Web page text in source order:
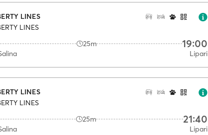
LINES
LINES
25m 19:00
Lipari
LINES
LINES
25m 21:40
Lipari